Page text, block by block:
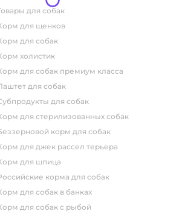
товары для собак
корм для щенков
корм для собак
корм холистик
корм для собак премиум класса
паштет для собак
субпродукты для собак
корм для стерилизованных собак
беззерновой корм для собак
корм для джек рассел терьера
корм для шпица
российские корма для собак
корм для собак в банках
корм для собак с рыбой